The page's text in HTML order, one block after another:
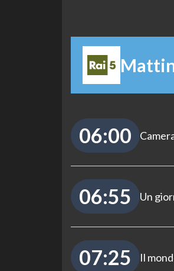
06:00
06:55 Un
07:25 Il